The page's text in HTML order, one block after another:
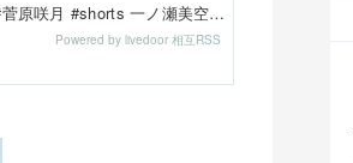
池田瑛紗 乃木坂46 #冨里奈央 #菅原咲月 #shorts 一ノ瀬美空 五百城茉央 瀬戸口心月 奥の反応まとめ
Powered by livedoor 相互RSS